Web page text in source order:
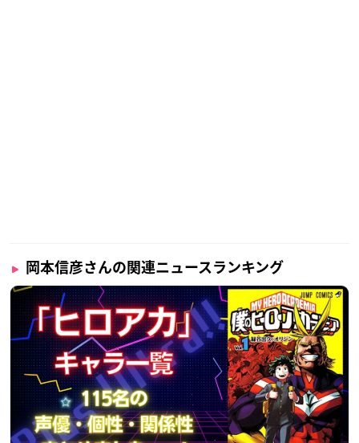
岡本信彦さんの関連ニュースランキング